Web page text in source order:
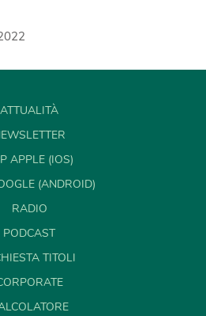
ATTUALITÀ
APPLE (IOS)
(ANDROID)
RADIO
PODCAST
TITOLI